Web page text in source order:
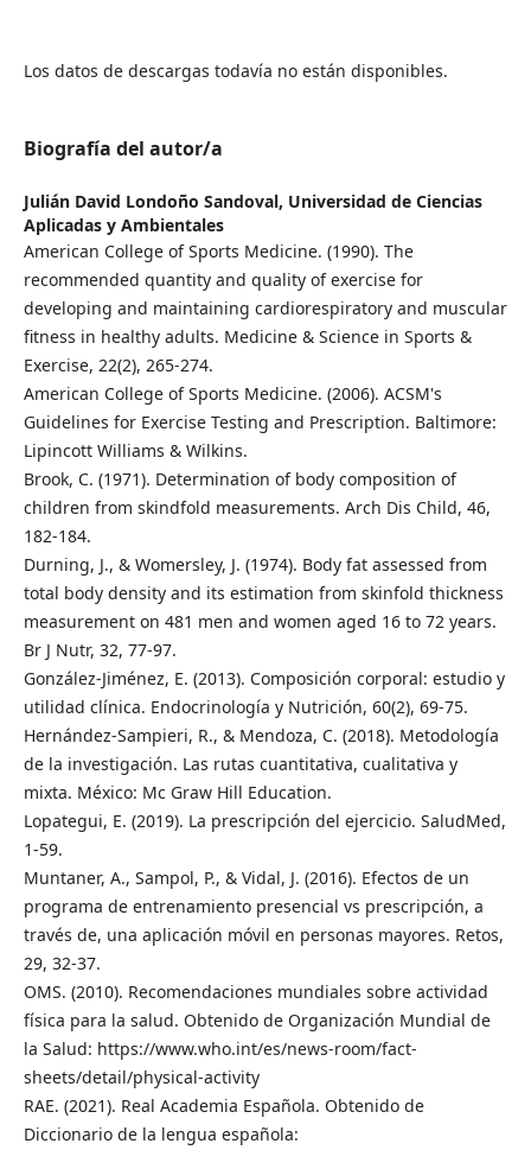
Los datos de descargas todavía no están disponibles.
Biografía del autor/a
Julián David Londoño Sandoval, Universidad de Ciencias
Aplicadas y Ambientales
American College of Sports Medicine. (1990). The
recommended quantity and quality of exercise for
developing and maintaining cardiorespiratory and muscular
fitness in healthy adults. Medicine & Science in Sports &
Exercise, 22(2), 265-274.
American College of Sports Medicine. (2006). ACSM's
Guidelines for Exercise Testing and Prescription. Baltimore:
Lipincott Williams & Wilkins.
Brook, C. (1971). Determination of body composition of
children from skindfold measurements. Arch Dis Child, 46,
182-184.
Durning, J., & Womersley, J. (1974). Body fat assessed from
total body density and its estimation from skinfold thickness
measurement on 481 men and women aged 16 to 72 years.
Br J Nutr, 32, 77-97.
González-Jiménez, E. (2013). Composición corporal: estudio y
utilidad clínica. Endocrinología y Nutrición, 60(2), 69-75.
Hernández-Sampieri, R., & Mendoza, C. (2018). Metodología
de la investigación. Las rutas cuantitativa, cualitativa y
mixta. México: Mc Graw Hill Education.
Lopategui, E. (2019). La prescripción del ejercicio. SaludMed,
1-59.
Muntaner, A., Sampol, P., & Vidal, J. (2016). Efectos de un
programa de entrenamiento presencial vs prescripción, a
través de, una aplicación móvil en personas mayores. Retos,
29, 32-37.
OMS. (2010). Recomendaciones mundiales sobre actividad
física para la salud. Obtenido de Organización Mundial de
la Salud: https://www.who.int/es/news-room/fact-
sheets/detail/physical-activity
RAE. (2021). Real Academia Española. Obtenido de
Diccionario de la lengua española: